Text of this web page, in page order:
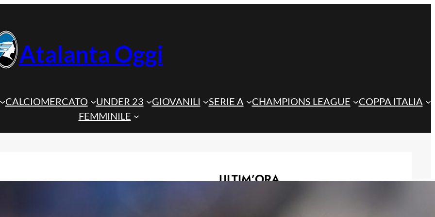
Atalanta Oggi
CALCIOMERCATO UNDER 23 GIOVANILI SERIE A CHAMPIONS LEAGUE
COPPA ITALIA
FEMMINILE
ULTIM’ORA